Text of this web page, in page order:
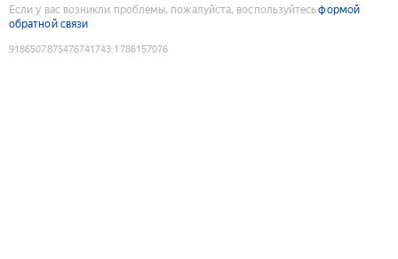
Если у вас возникли проблемы, пожалуйста, воспользуйтесьформой
обратной связи
9186507875476741743:1786157076